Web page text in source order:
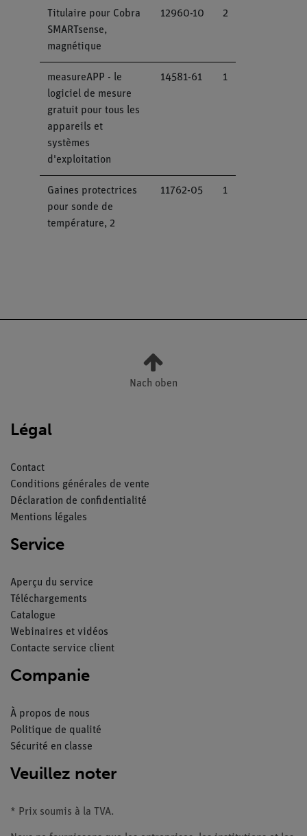
Titulaire pour Cobra
SMARTsense,
magnétique
12960-10 2
measureAPP - le
logiciel de mesure
gratuit pour tous les
appareils et
systèmes
d'exploitation
14581-61 1
Gaines protectrices
pour sonde de
température, 2
11762-05 1
Nach oben
Légal
Contact
Conditions générales de vente
Déclaration de confidentialité
Mentions légales
Service
Aperçu du service
Téléchargements
Catalogue
Webinaires et vidéos
Contacte service client
Companie
À propos de nous
Politique de qualité
Sécurité en classe
Veuillez noter
* Prix soumis à la TVA.